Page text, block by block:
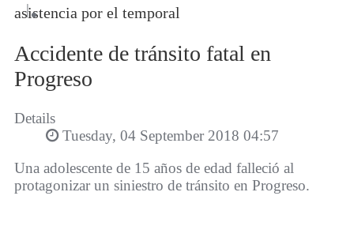
asistencia por el temporal
|
Accidente de tránsito fatal en
Progreso
Details
Tuesday, 04 September 2018 04:57
Una adolescente de 15 años de edad falleció al
protagonizar un siniestro de tránsito en Progreso.